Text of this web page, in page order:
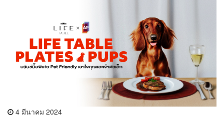
4 มีนาคม 2024